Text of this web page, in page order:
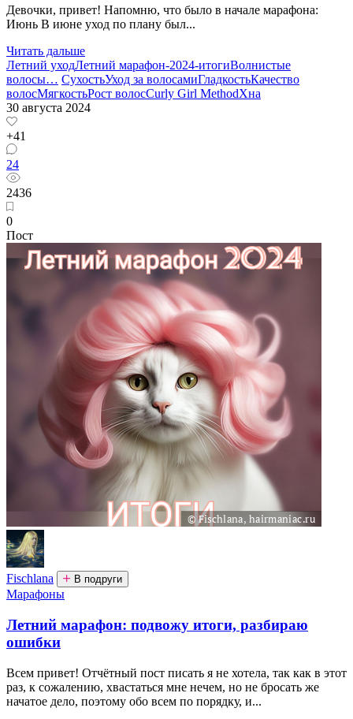
Девочки, привет! Напомню, что было в начале марафона:
Июнь В июне уход по плану был...
Читать дальше
Летний уходЛетний марафон-2024-итогиВолнистые
волосы… СухостьУход за волосамиГладкостьКачество
волосМягкостьРост волосCurly Girl MethodХна
30 августа 2024
+41
24
2436
0
Пост
Fischlana В подруги
Марафоны
Летний марафон: подвожу итоги, разбираю
ошибки
Всем привет! Отчётный пост писать я не хотела, так как в этот
раз, к сожалению, хвастаться мне нечем, но не бросать же
начатое дело, поэтому обо всем по порядку, и...